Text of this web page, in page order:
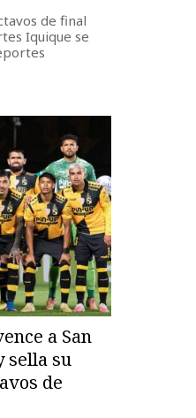
de final
Iquique se
a San
sella su
de